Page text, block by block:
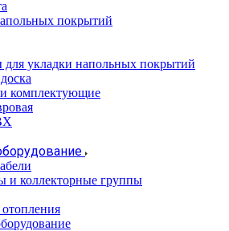
покрытий
укладки напольных покрытий
комплектующие
и коллекторные группы